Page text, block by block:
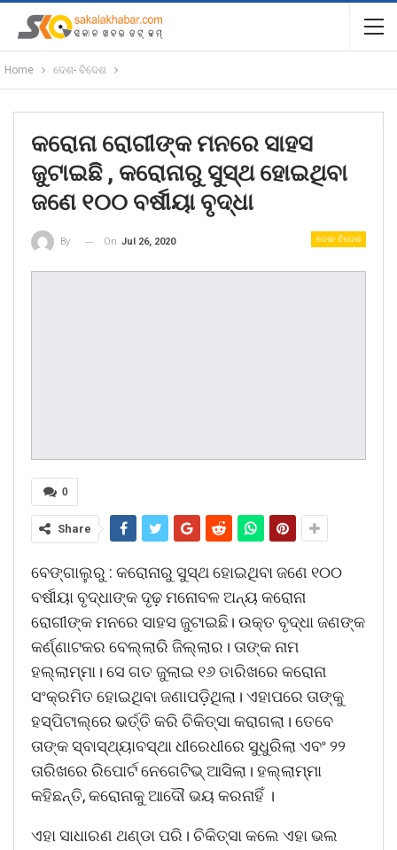
Home ଦେଶ- ବିଦେଶ
କରୋନା ରୋଗୀଙ୍କ ମନରେ ସାହସ
ଜୁଟାଇଛି , କରୋନାରୁ ସୁସ୍ଥ ହୋଇଥିବା
ଜଣେ ୧୦୦ ବର୍ଷୀୟା ବୃଦ୍ଧା
ଦେଶ- ବିଦେଶ
By On Jul 26, 2020
0
Share
ବେଙ୍ଗାଲୁରୁ : କରୋନାରୁ ସୁସ୍ଥ ହୋଇଥିବା ଜଣେ ୧୦୦
ବର୍ଷୀୟା ବୃଦ୍ଧାଙ୍କ ଦୃଢ଼ ମନୋବଳ ଅନ୍ୟ କରୋନା
ରୋଗୀଙ୍କ ମନରେ ସାହସ ଜୁଟାଇଛି। ଉକ୍ତ ବୃଦ୍ଧା‌ ଜଣଙ୍କ
କର୍ଣ୍ଣାଟକର ବେଲ୍ଲାରି ଜିଲ୍ଲାର। ତାଙ୍କ ନାମ
ହଲ୍ଲାମ୍ମା। ସେ ଗତ ଜୁଲାଇ ୧୬ ତ‌ାରିଖରେ କ‌ରୋନା
ସଂକ୍ରମିତ ହୋଇଥିବା ଜଣାପଡ଼ିଥିଲା। ଏହାପରେ ତାଙ୍କୁ
ହସ୍ପିଟାଲ୍‌ରେ ଭର୍ତ୍ତି କରି ଚିକିତ୍ସା କରାଗଲା। ତେବେ
ତାଙ୍କ ସ୍ବାସ୍ଥ୍ୟାବସ୍ଥା ଧୀ‌ରେଧୀରେ ସୁଧୁରିଲା ଏବଂ ୨୨
ତାରିଖରେ ରିପୋର୍ଟ ନେଗେଟିଭ୍‌ ଆସିଲା। ହଲ୍ଲାମ୍ମା
କହିଛନ୍ତି, କରୋନାକୁ ଆଦୌ ଭୟ କରନାହିଁ ।
ଏହା ସାଧାରଣ ଥଣ୍ଡା ପରି। ଚିକିତ୍ସା କଲେ ଏହା ଭଲ